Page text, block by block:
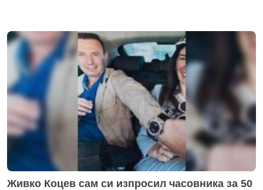
Живко Коцев сам си изпросил часовника за 50